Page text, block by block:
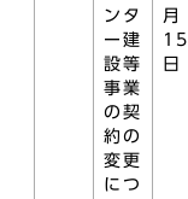
ンタ
ー建
設等
事業
の契
約の
変更
につ
月
15
日